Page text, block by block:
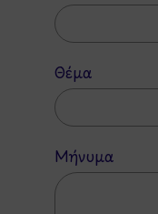
Θέμα
Μήνυμα